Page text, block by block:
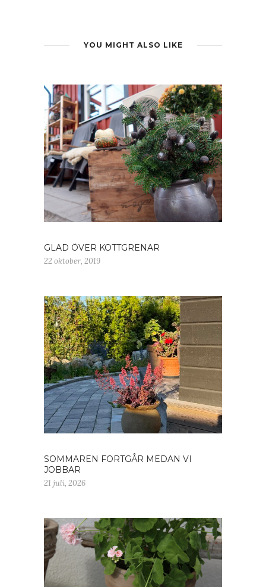
YOU MIGHT ALSO LIKE
GLAD ÖVER KOTTGRENAR
22 oktober, 2019
SOMMAREN FORTGÅR MEDAN VI
JOBBAR
21 juli, 2026